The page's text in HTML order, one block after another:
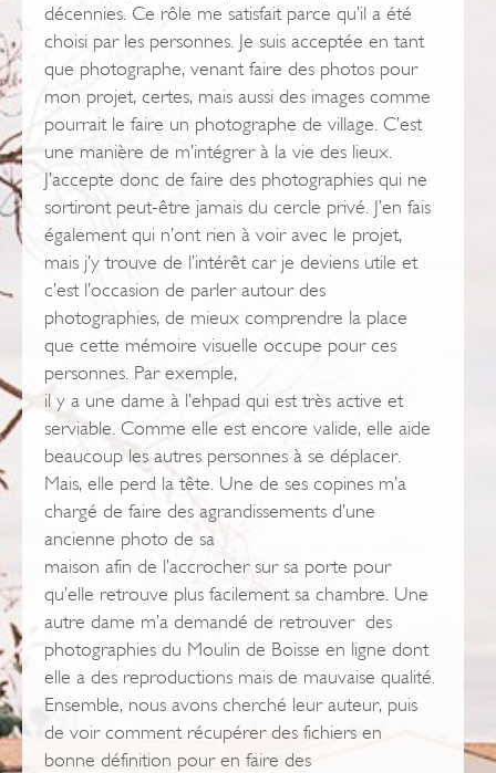
décennies. Ce rôle me satisfait parce qu’il a été
choisi par les personnes. Je suis acceptée en tant
que photographe, venant faire des photos pour
mon projet, certes, mais aussi des images comme
pourrait le faire un photographe de village. C’est
une manière de m’intégrer à la vie des lieux.
J’accepte donc de faire des photographies qui ne
sortiront peut-être jamais du cercle privé. J’en fais
également qui n’ont rien à voir avec le projet,
mais j’y trouve de l’intérêt car je deviens utile et
c’est l’occasion de parler autour des
photographies, de mieux comprendre la place
que cette mémoire visuelle occupe pour ces
personnes. Par exemple,
il y a une dame à l’ehpad qui est très active et
serviable. Comme elle est encore valide, elle aide
beaucoup les autres personnes à se déplacer.
Mais, elle perd la tête. Une de ses copines m’a
chargé de faire des agrandissements d’une
ancienne photo de sa
maison afin de l’accrocher sur sa porte pour
qu’elle retrouve plus facilement sa chambre. Une
autre dame m’a demandé de retrouver des
photographies du Moulin de Boisse en ligne dont
elle a des reproductions mais de mauvaise qualité.
Ensemble, nous avons cherché leur auteur, puis
de voir comment récupérer des fichiers en
bonne définition pour en faire des